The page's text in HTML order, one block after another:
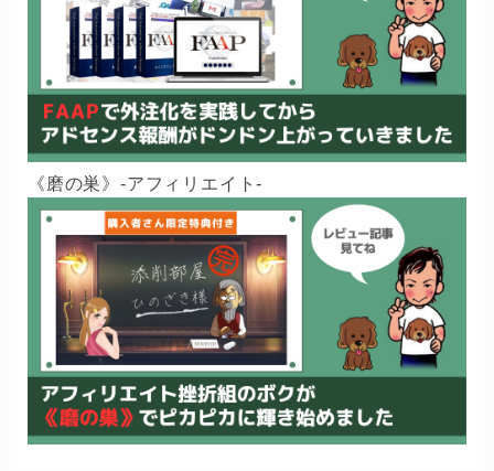
《磨の巣》-アフィリエイト-